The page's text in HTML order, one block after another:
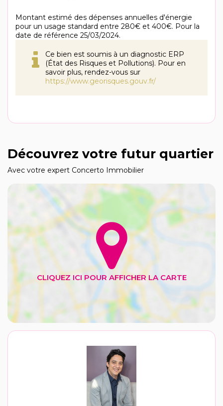
Montant estimé des dépenses annuelles d'énergie
pour un usage standard entre 280€ et 400€. Pour la
date de référence 25/03/2024.
Ce bien est soumis à un diagnostic ERP
(État des Risques et Pollutions). Pour en
savoir plus, rendez-vous sur
https://www.georisques.gouv.fr/
Découvrez votre futur quartier
Avec votre expert Concerto Immobilier